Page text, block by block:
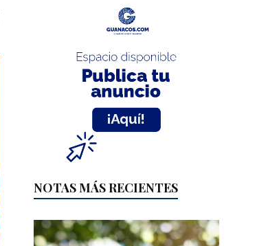
NOTAS MÁS RECIENTES